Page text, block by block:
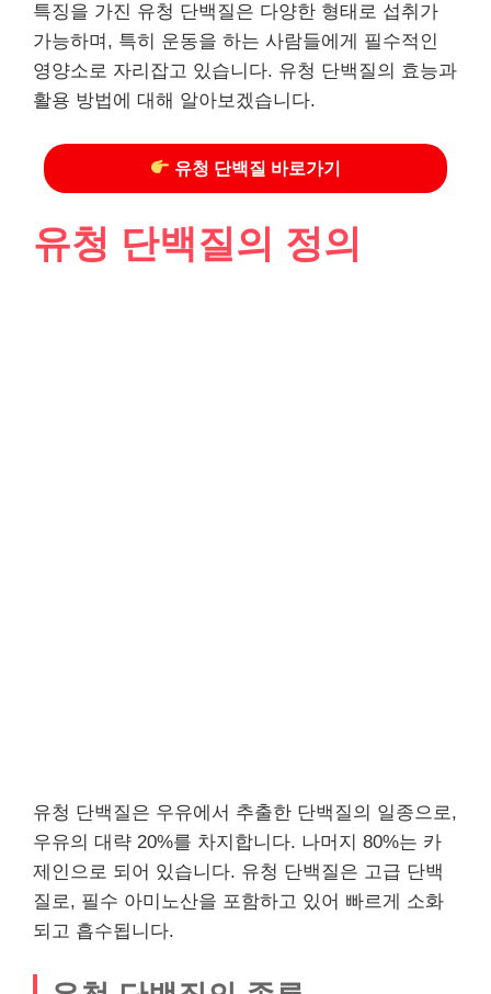
특징을 가진 유청 단백질은 다양한 형태로 섭취가
가능하며, 특히 운동을 하는 사람들에게 필수적인
영양소로 자리잡고 있습니다. 유청 단백질의 효능과
활용 방법에 대해 알아보겠습니다.
유청 단백질 바로가기
유청 단백질의 정의
유청 단백질은 우유에서 추출한 단백질의 일종으로,
우유의 대략 20%를 차지합니다. 나머지 80%는 카
제인으로 되어 있습니다. 유청 단백질은 고급 단백
질로, 필수 아미노산을 포함하고 있어 빠르게 소화
되고 흡수됩니다.